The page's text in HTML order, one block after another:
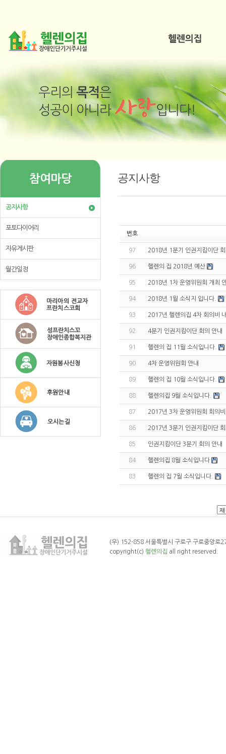
참여마당
공지사항
포토다이어리
자유게시판
월간일정
공지사항
번호
97 2018년 1분기 인권지킴이단
96 헬렌의 집 2018년 예산
95 2018년 1차 운영위원회 개최
94 2018년 1월 소식지 입니다.
93 2017년 헬렌의집 4차 회의비
92 4분기 인권지킴이단 회의 안내
91 헬렌의 집 11월 소식입니다.
90 4차 운영위원회 안내
89 헬렌의 집 10월 소식입니다.
88 헬렌의집 9월 소식입니다.
87 2017년 3차 운영위원회 회의
86 2017년 3분기 인권지킴이단
85 인권지킴이단 3분기 회의 안내
84 헬렌의집 8월 소식입니다
83 헬렌의 집 7월 소식입니다.
(우) 152-858 서울특별시 구로구 구로중
copyright(c) 헬렌의집 all right reserved.